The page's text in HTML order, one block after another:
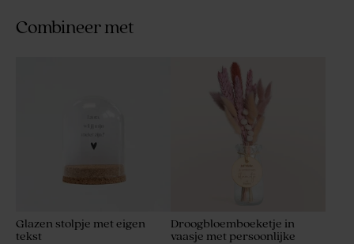
Combineer met
Glazen stolpje met eigen
tekst
Droogbloemboeketje in
vaasje met persoonlijke